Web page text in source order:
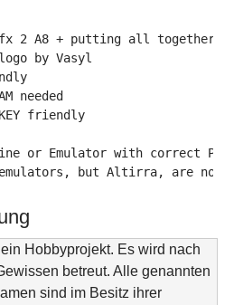
2 A8 + putting all together by
by Vasyl
needed
friendly
or Emulator with correct
but Altirra, are not
Hobbyprojekt. Es wird nach
betreut. Alle genannten
sind im Besitz ihrer